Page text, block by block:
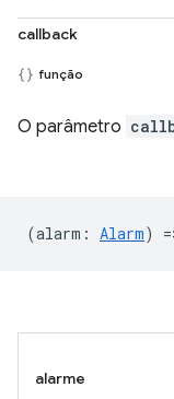
callback
função
O parâmetro
(alarm : Alarm)
alarme